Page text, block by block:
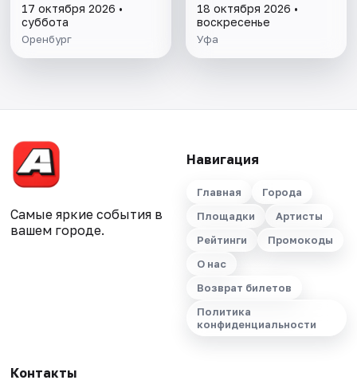
17 октября 2026 •
суббота
Оренбург
18 октября 2026 •
воскресенье
Уфа
Самые яркие события в
вашем городе.
Навигация
Главная
Города
Площадки
Артисты
Рейтинги
Промокоды
О нас
Возврат билетов
Политика
конфиденциальности
Контакты